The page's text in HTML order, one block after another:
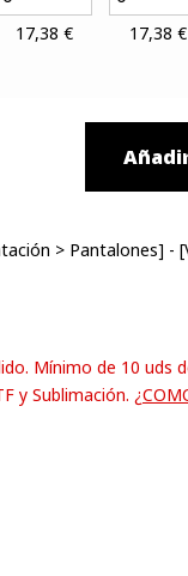
17,38 € 17,38 €
> Pantalones] - [
Mínimo de 10 uds
y Sublimación.